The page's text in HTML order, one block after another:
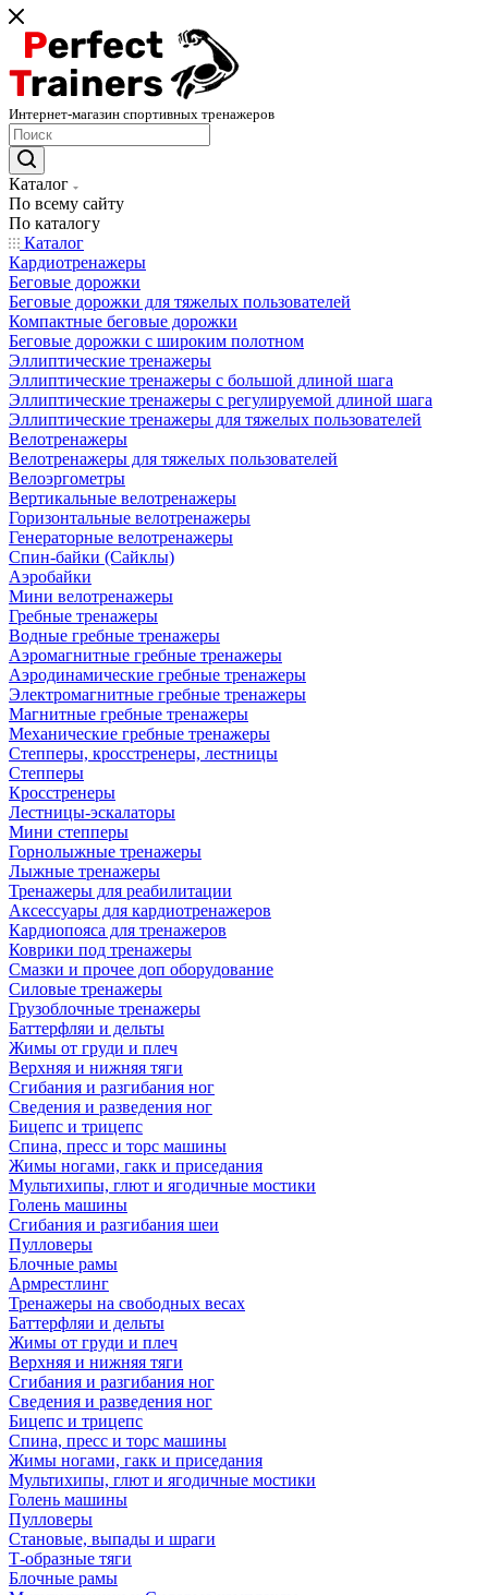
Интернет-магазин спортивных тренажеров
Каталог
По всему сайту
По каталогу
Каталог
Кардиотренажеры
Беговые дорожки
Беговые дорожки для тяжелых пользователей
Компактные беговые дорожки
Беговые дорожки с широким полотном
Эллиптические тренажеры
Эллиптические тренажеры с большой длиной шага
Эллиптические тренажеры с регулируемой длиной шага
Эллиптические тренажеры для тяжелых пользователей
Велотренажеры
Велотренажеры для тяжелых пользователей
Велоэргометры
Вертикальные велотренажеры
Горизонтальные велотренажеры
Генераторные велотренажеры
Спин-байки (Сайклы)
Аэробайки
Мини велотренажеры
Гребные тренажеры
Водные гребные тренажеры
Аэромагнитные гребные тренажеры
Аэродинамические гребные тренажеры
Электромагнитные гребные тренажеры
Магнитные гребные тренажеры
Механические гребные тренажеры
Степперы, кросстренеры, лестницы
Степперы
Кросстренеры
Лестницы-эскалаторы
Мини степперы
Горнолыжные тренажеры
Лыжные тренажеры
Тренажеры для реабилитации
Аксессуары для кардиотренажеров
Кардиопояса для тренажеров
Коврики под тренажеры
Смазки и прочее доп оборудование
Силовые тренажеры
Грузоблочные тренажеры
Баттерфляи и дельты
Жимы от груди и плеч
Верхняя и нижняя тяги
Сгибания и разгибания ног
Сведения и разведения ног
Бицепс и трицепс
Спина, пресс и торс машины
Жимы ногами, гакк и приседания
Мультихипы, глют и ягодичные мостики
Голень машины
Сгибания и разгибания шеи
Пулловеры
Блочные рамы
Армрестлинг
Тренажеры на свободных весах
Баттерфляи и дельты
Жимы от груди и плеч
Верхняя и нижняя тяги
Сгибания и разгибания ног
Сведения и разведения ног
Бицепс и трицепс
Спина, пресс и торс машины
Жимы ногами, гакк и приседания
Мультихипы, глют и ягодичные мостики
Голень машины
Пулловеры
Становые, выпады и шраги
Т-образные тяги
Блочные рамы